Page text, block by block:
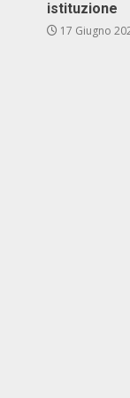
istituzione
17 Giugno